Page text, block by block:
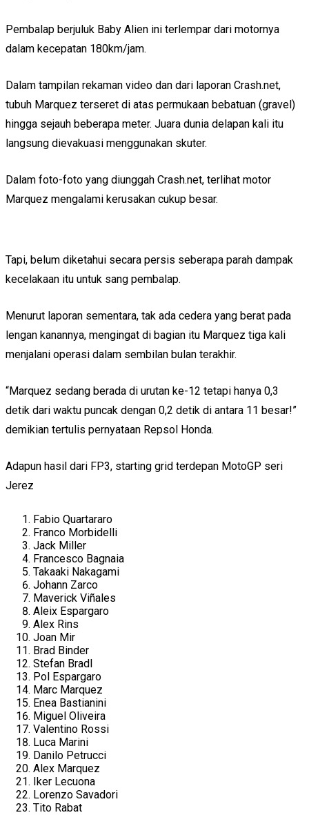
Pembalap berjuluk Baby Alien ini terlempar dari motornya
dalam kecepatan 180km/jam.
Dalam tampilan rekaman video dan dari laporan Crash.net,
tubuh Marquez terseret di atas permukaan bebatuan (gravel)
hingga sejauh beberapa meter. Juara dunia delapan kali itu
langsung dievakuasi menggunakan skuter.
Dalam foto-foto yang diunggah Crash.net, terlihat motor
Marquez mengalami kerusakan cukup besar.
Tapi, belum diketahui secara persis seberapa parah dampak
kecelakaan itu untuk sang pembalap.
Menurut laporan sementara, tak ada cedera yang berat pada
lengan kanannya, mengingat di bagian itu Marquez tiga kali
menjalani operasi dalam sembilan bulan terakhir.
“Marquez sedang berada di urutan ke-12 tetapi hanya 0,3
detik dari waktu puncak dengan 0,2 detik di antara 11 besar!”
demikian tertulis pernyataan Repsol Honda.
Adapun hasil dari FP3, starting grid terdepan MotoGP seri
Jerez
Fabio Quartararo
Franco Morbidelli
Jack Miller
Francesco Bagnaia
Takaaki Nakagami
Johann Zarco
Maverick Viñales
Aleix Espargaro
Alex Rins
Joan Mir
Brad Binder
Stefan Bradl
Pol Espargaro
Marc Marquez
Enea Bastianini
Miguel Oliveira
Valentino Rossi
Luca Marini
Danilo Petrucci
Alex Marquez
Iker Lecuona
Lorenzo Savadori
Tito Rabat